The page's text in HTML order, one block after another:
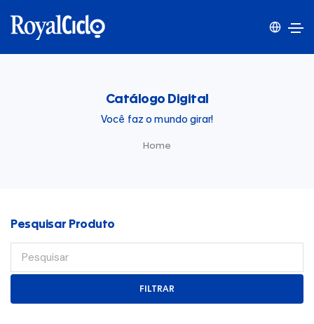
Catálogo Digital
Você faz o mundo girar!
Home
Pesquisar Produto
FILTRAR